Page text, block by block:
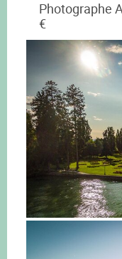
Photographe
€